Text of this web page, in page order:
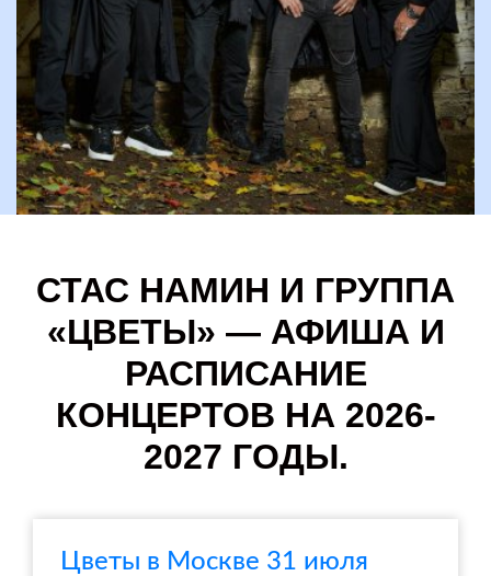
СТАС НАМИН И ГРУППА
«ЦВЕТЫ» — АФИША И
РАСПИСАНИЕ
КОНЦЕРТОВ НА 2026-
2027 ГОДЫ.
Цветы в Москве 31 июля